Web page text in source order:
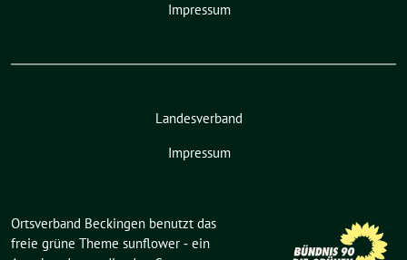
Impressum
Landesverband
Impressum
Ortsverband Beckingen benutzt das
freie grüne Theme sunflower ‐ ein